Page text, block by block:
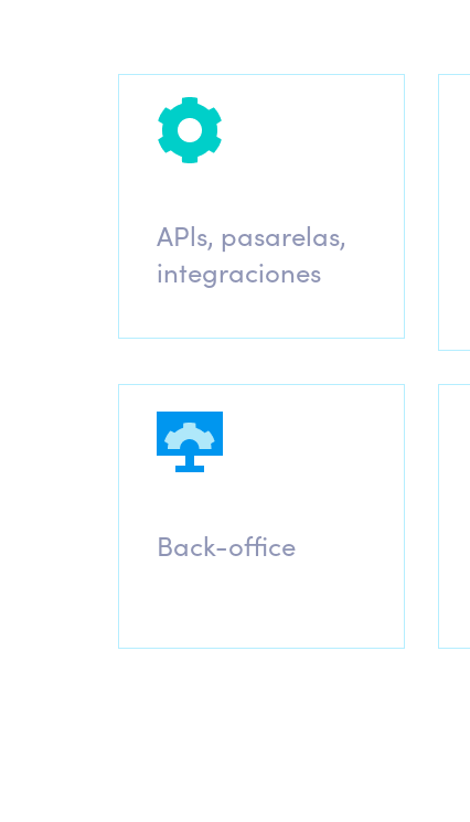
APls, pasarelas,
integraciones
Back-office